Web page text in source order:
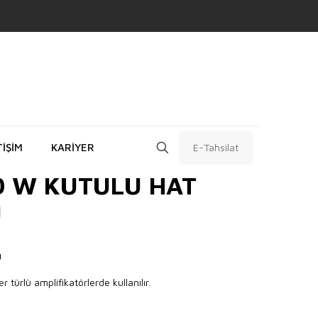
KARİYER E-Tahsilat
KUTULU HAT
türlü amplifikatörlerde kullanılır.